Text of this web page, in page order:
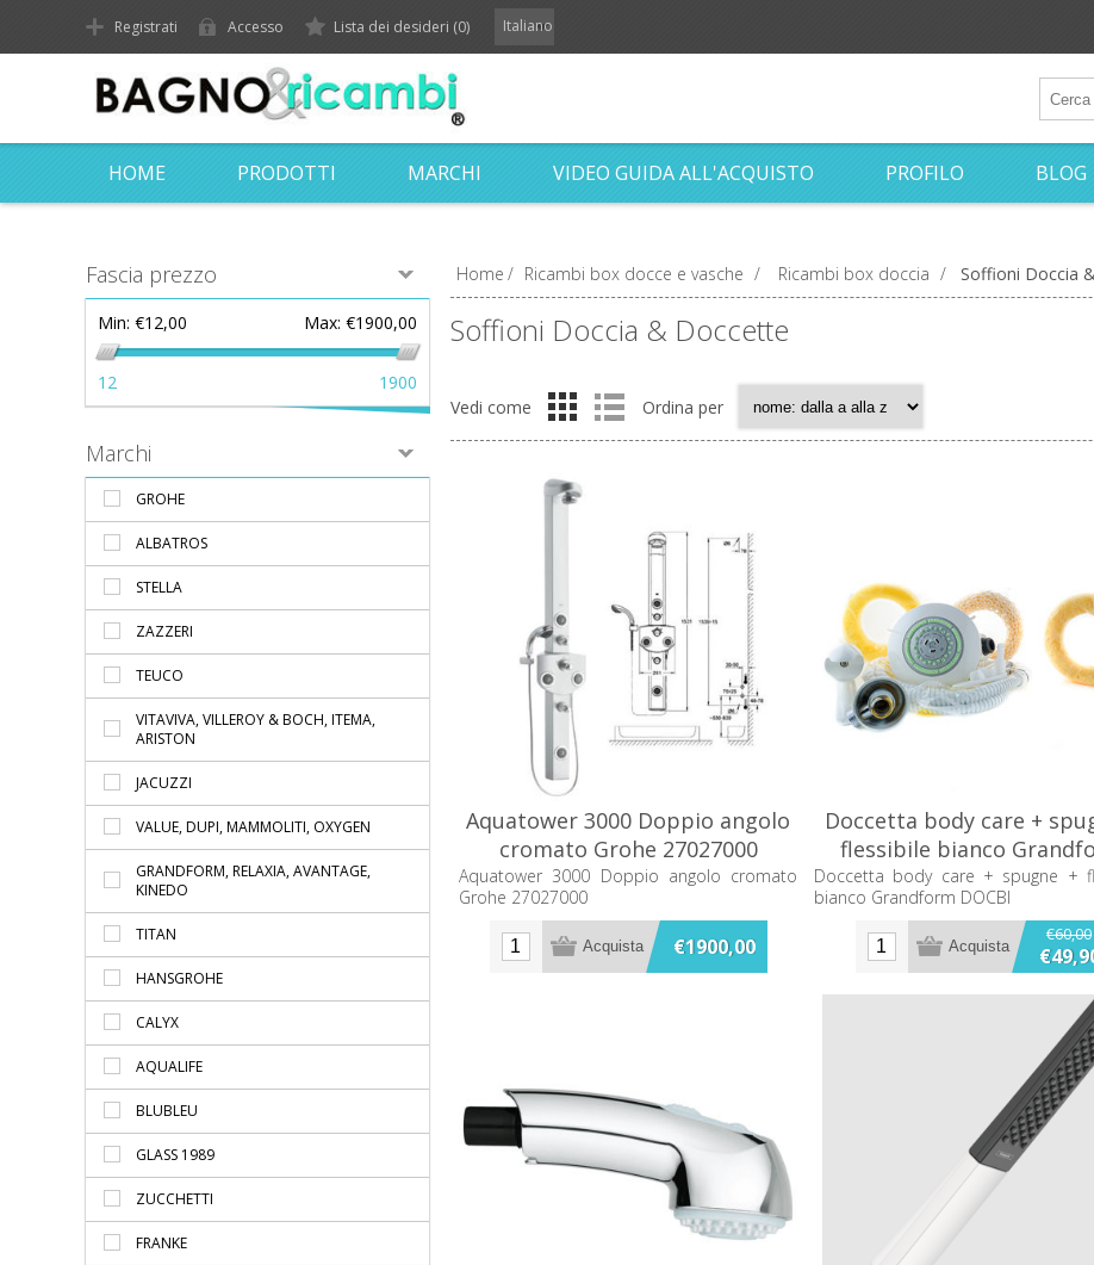
Registrati Accesso Lista dei desideri (0) Italiano
HOME PRODOTTI MARCHI VIDEO GUIDA ALL'ACQUISTO PROFILO BLOG
Home / Ricambi box docce e vasche / Ricambi box doccia / Soffioni Doccia
Soffioni Doccia & Doccette
Vedi come Ordina per
Aquatower 3000 Doppio angolo
cromato Grohe 27027000
Aquatower 3000 Doppio angolo cromato
Grohe 27027000
€1900,00
Doccetta body care +
flessibile bianco
DOCBI
Doccetta body care + spugne +
bianco Grandform DOCBI
€60,00
Fascia prezzo
Min: €12,00 Max: €1900,00
12 1900
Marchi
GROHE
ALBATROS
STELLA
ZAZZERI
TEUCO
VITAVIVA, VILLEROY & BOCH, ITEMA,
ARISTON
JACUZZI
VALUE, DUPI, MAMMOLITI, OXYGEN
GRANDFORM, RELAXIA, AVANTAGE,
KINEDO
TITAN
HANSGROHE
CALYX
AQUALIFE
BLUBLEU
GLASS 1989
ZUCCHETTI
FRANKE